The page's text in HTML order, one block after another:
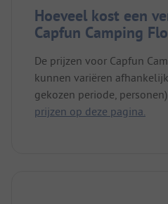
Hoeveel kost een
Capfun Camping
De prijzen voor Capfun
kunnen variëren
gekozen periode, personen).
prijzen op deze pagina.